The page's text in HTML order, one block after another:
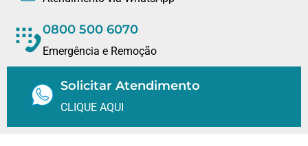
0800 500 6070
Emergência e Remoção
Solicitar Atendimento
CLIQUE AQUI